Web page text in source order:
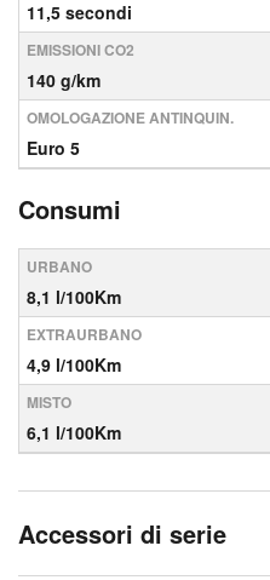
11,5 secondi
EMISSIONI CO2
140 g/km
OMOLOGAZIONE ANTINQUIN.
Euro 5
Consumi
URBANO
8,1 l/100Km
EXTRAURBANO
4,9 l/100Km
MISTO
6,1 l/100Km
Accessori di serie